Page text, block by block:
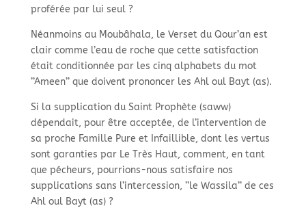
proférée par lui seul ?
Néanmoins au Moubâhala, le Verset du Qour’an est
clair comme l’eau de roche que cette satisfaction
était conditionnée par les cinq alphabets du mot
’’Ameen’’ que doivent prononcer les Ahl oul Bayt (as).
Si la supplication du Saint Prophète (saww)
dépendait, pour être acceptée, de l’intervention de
sa proche Famille Pure et Infaillible, dont les vertus
sont garanties par Le Très Haut, comment, en tant
que pécheurs, pourrions-nous satisfaire nos
supplications sans l’intercession, ’’le Wassila’’ de ces
Ahl oul Bayt (as) ?